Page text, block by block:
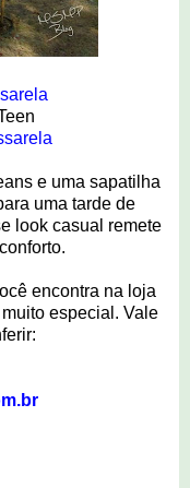
e uma sapatilha
uma tarde de
look casual remete
encontra na loja
especial. Vale